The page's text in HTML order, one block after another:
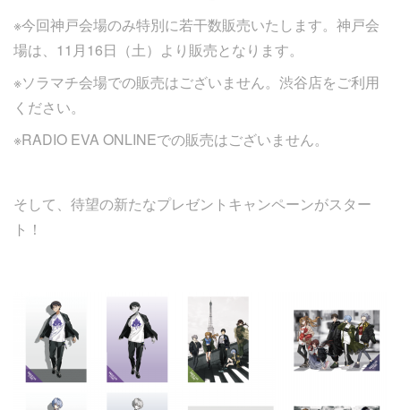
※今回神戸会場のみ特別に若干数販売いたします。神戸会
場は、11月16日（土）より販売となります。
※ソラマチ会場での販売はございません。渋谷店をご利用
ください。
※RADIO EVA ONLINEでの販売はございません。
そして、待望の新たなプレゼントキャンペーンがスター
ト！